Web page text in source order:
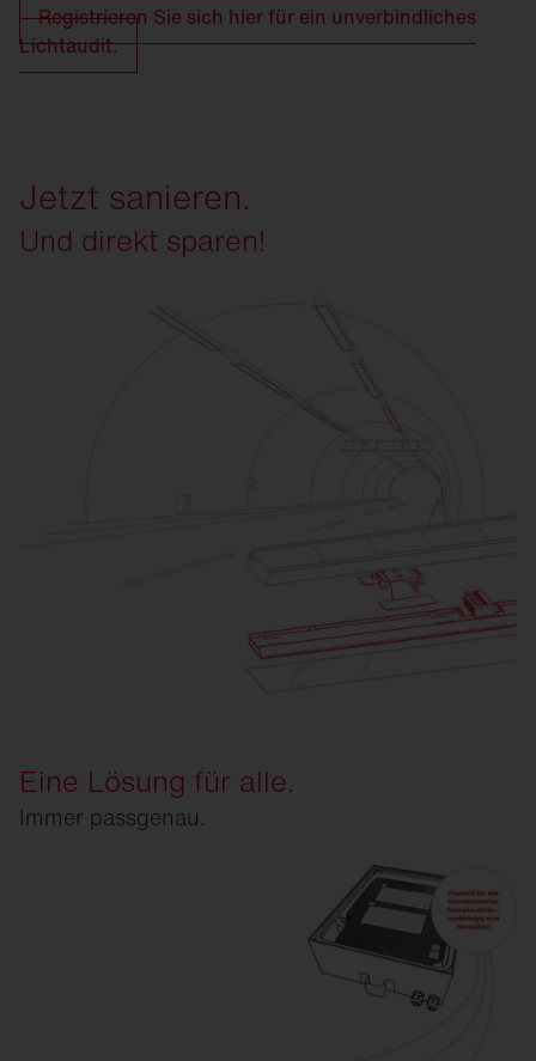
Registrieren Sie sich hier für ein unverbindliches
Lichtaudit.
Jetzt sanieren.
Und direkt sparen!
Eine Lösung für alle.
Immer passgenau.